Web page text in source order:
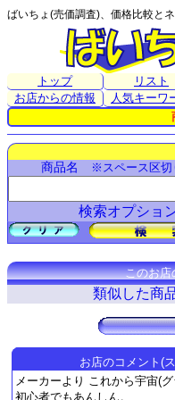
ばいちょ(売価調査)、価格比較と
トップ リスト
お店からの情報
人気キーワ
お店のコメント(
メーカーより これから宇宙(
初心者でもあんしん。
商品名
※スペース区切
検索オプショ
このお店
類似した商